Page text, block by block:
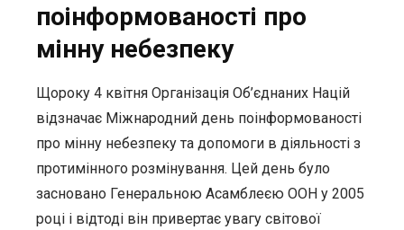
поінформованості про
мінну небезпеку
Щороку 4 квітня Організація Об’єднаних Націй
відзначає Міжнародний день поінформованості
про мінну небезпеку та допомоги в діяльності з
протимінного розмінування. Цей день було
засновано Генеральною Асамблеєю ООН у 2005
році і відтоді він привертає увагу світової